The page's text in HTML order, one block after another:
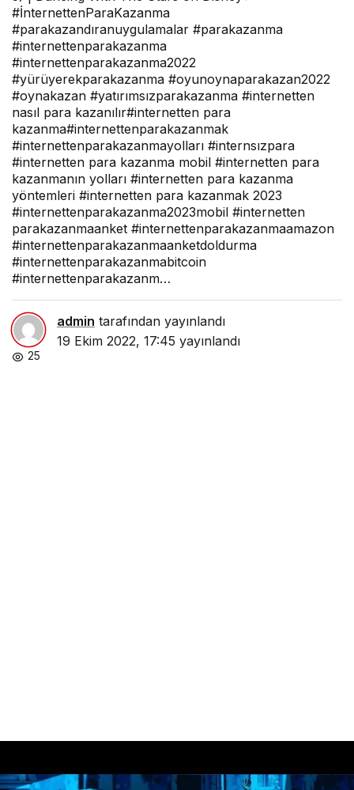
#İnternettenParaKazanma
#parakazandıranuygulamalar #parakazanma
#internettenparakazanma
#internettenparakazanma2022
#yürüyerekparakazanma #oyunoynaparakazan2022
#oynakazan #yatırımsızparakazanma #internetten
nasıl para kazanılır#internetten para
kazanma#internettenparakazanmak
#internettenparakazanmayolları #internsızpara
#internetten para kazanma mobil #internetten para
kazanmanın yolları #internetten para kazanma
yöntemleri #internetten para kazanmak 2023
#internettenparakazanma2023mobil #internetten
parakazanmaanket #internettenparakazanmaamazon
#internettenparakazanmaanketdoldurma
#internettenparakazanmabitcoin
#internettenparakazanm…
admin tarafından yayınlandı
19 Ekim 2022, 17:45 yayınlandı
25